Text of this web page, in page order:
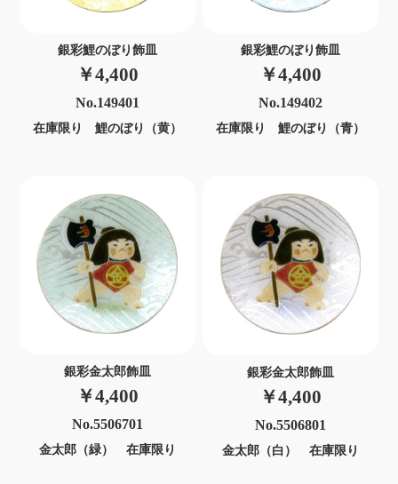
銀彩鯉のぼり飾皿
￥4,400
No.149401
在庫限り 鯉のぼり（黄）
銀彩鯉のぼり飾皿
￥4,400
No.149402
在庫限り 鯉のぼり（青）
銀彩金太郎飾皿
￥4,400
No.5506701
金太郎（緑） 在庫限り
銀彩金太郎飾皿
￥4,400
No.5506801
金太郎（白） 在庫限り